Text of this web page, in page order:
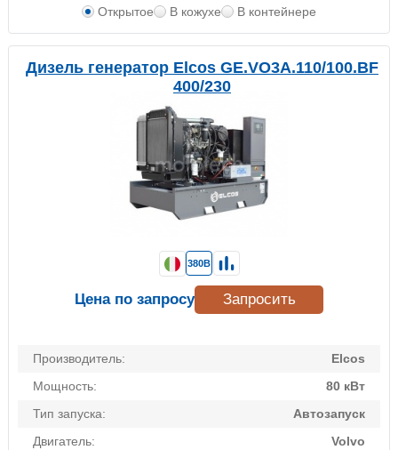
Открытое В кожухе В контейнере
Дизель генератор Elcos GE.VO3A.110/100.BF
400/230
Производитель:
Elcos
Мощность:
80 кВт
Тип запуска:
Автозапуск
Двигатель:
Volvo
380В
Цена по запросу Запросить